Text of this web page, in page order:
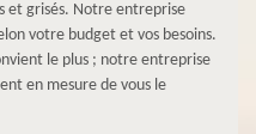
et grisés. Notre entreprise
votre budget et vos besoins.
le plus ; notre entreprise
en mesure de vous le